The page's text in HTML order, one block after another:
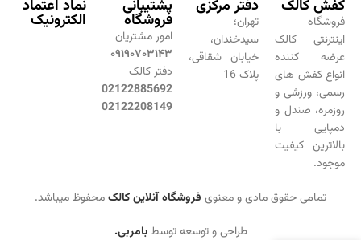
کفش کالک
فروشگاه
اینترنتی کالک
عرضه کننده
انواع کفش های
رسمی، ورزشی و
روزمره، صندل و
دمپایی با
بالاترین کیفیت
موجود.
دفتر مرکزی
تهران؛
سیدخندان،
خیابان شقاقی،
پلاک 16
پشتیبانی
فروشگاه
امور مشتریان
۰۹۱۹۰۷۰۳۱۴۳
دفتر کالک
02122885692
02122208149
نماد اعتماد
الکترونیک
تمامی حقوق مادی و معنوی فروشگاه آنلاین کالکمحفوظ میباشد.
طراحی و توسعه توسطبامربی.